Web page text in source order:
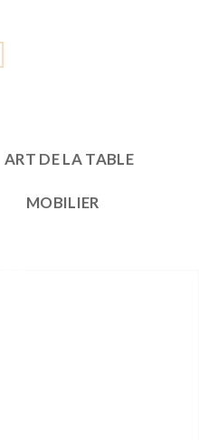
ART DE LA TABLE
MOBILIER